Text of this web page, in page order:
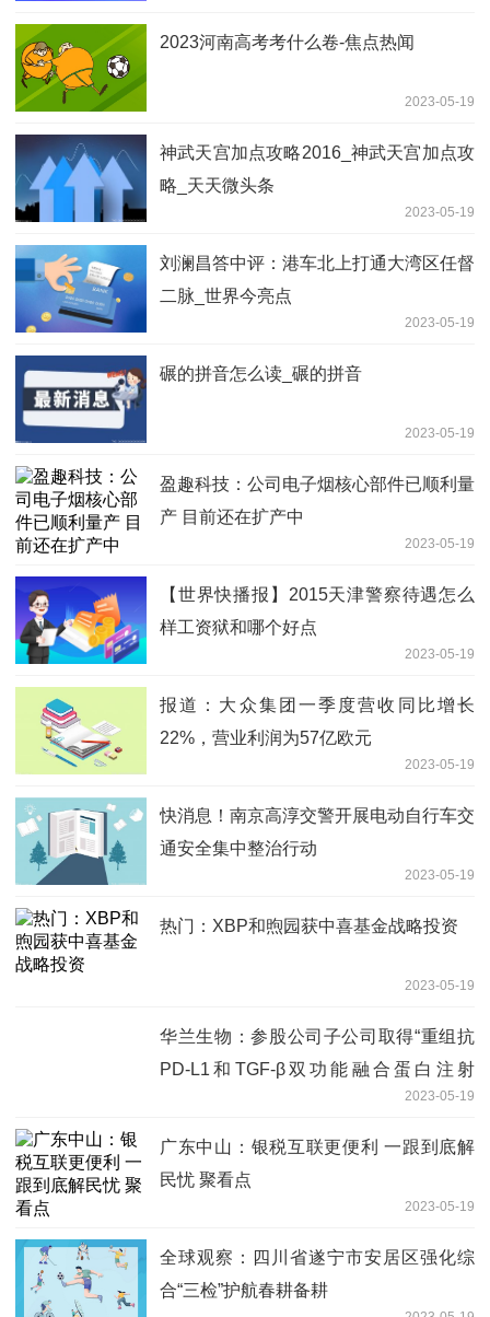
2023河南高考考什么卷-焦点热闻
2023-05-19
神武天宫加点攻略2016_神武天宫加点攻
略_天天微头条
2023-05-19
刘澜昌答中评：港车北上打通大湾区任督
二脉_世界今亮点
2023-05-19
碾的拼音怎么读_碾的拼音
2023-05-19
盈趣科技：公司电子烟核心部件已顺利量
产 目前还在扩产中
2023-05-19
【世界快播报】2015天津警察待遇怎么
样工资狱和哪个好点
2023-05-19
报道：大众集团一季度营收同比增长
22%，营业利润为57亿欧元
2023-05-19
快消息！南京高淳交警开展电动自行车交
通安全集中整治行动
2023-05-19
热门：XBP和煦园获中喜基金战略投资
2023-05-19
华兰生物：参股公司子公司取得“重组抗
PD-L1和TGF-β双功能融合蛋白注射
液”药物临床试验批准通知书_天天聚看点
2023-05-19
广东中山：银税互联更便利 一跟到底解
民忧 聚看点
2023-05-19
全球观察：四川省遂宁市安居区强化综
合“三检”护航春耕备耕